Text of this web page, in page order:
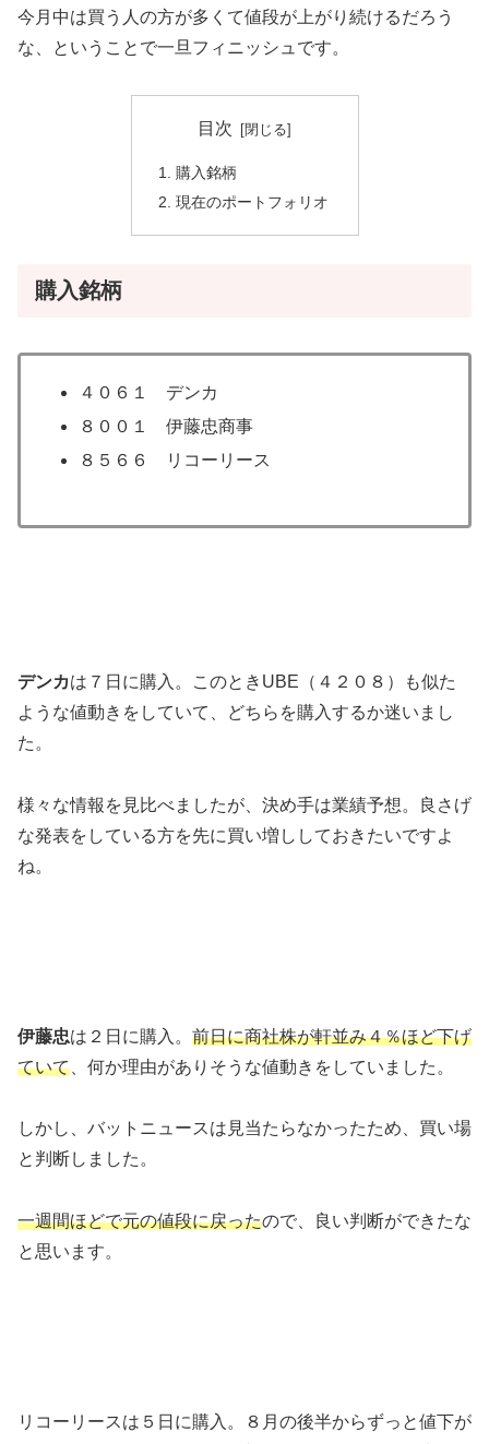
今月中は買う人の方が多くて値段が上がり続けるだろう
な、ということで一旦フィニッシュです。
目次
購入銘柄
現在のポートフォリオ
購入銘柄
４０６１ デンカ
８００１ 伊藤忠商事
８５６６ リコーリース
デンカは７日に購入。このときUBE（４２０８）も似た
ような値動きをしていて、どちらを購入するか迷いまし
た。
様々な情報を見比べましたが、決め手は業績予想。良さげ
な発表をしている方を先に買い増ししておきたいですよ
ね。
伊藤忠は２日に購入。 前日に商社株が軒並み４％ほど下げ
ていて 、何か理由がありそうな値動きをしていました。
しかし、バットニュースは見当たらなかったため、買い場
と判断しました。
一週間ほどで元の値段に戻ったので、良い判断ができたな
と思います。
リコーリースは５日に購入。８月の後半からずっと値下が